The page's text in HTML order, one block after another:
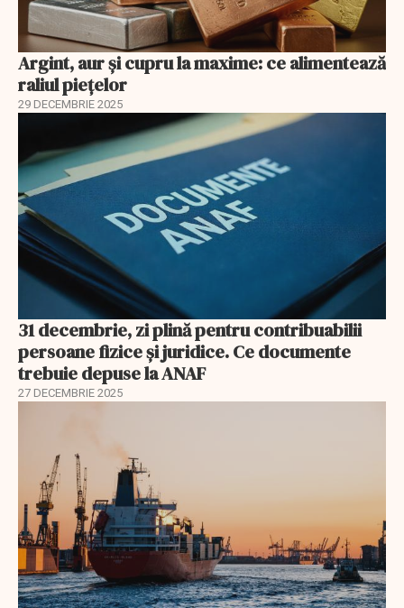
Argint, aur și cupru la maxime: ce alimentează
raliul piețelor
29 DECEMBRIE 2025
31 decembrie, zi plină pentru contribuabilii
persoane fizice şi juridice. Ce documente
trebuie depuse la ANAF
27 DECEMBRIE 2025